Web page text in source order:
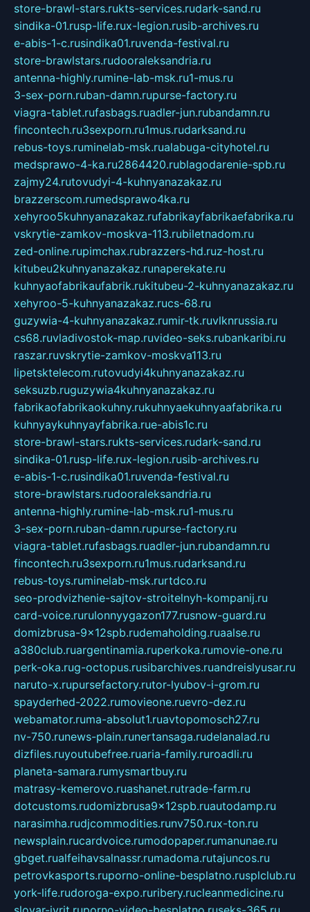
store-brawl-stars.rukts-services.rudark-sand.ru
sindika-01.rusp-life.rux-legion.rusib-archives.ru
e-abis-1-c.rusindika01.ruvenda-festival.ru
store-brawlstars.rudooraleksandria.ru
antenna-highly.rumine-lab-msk.ru1-mus.ru
3-sex-porn.ruban-damn.rupurse-factory.ru
viagra-tablet.rufasbags.ruadler-jun.rubandamn.ru
fincontech.ru3sexporn.ru1mus.rudarksand.ru
rebus-toys.ruminelab-msk.rualabuga-cityhotel.ru
medsprawo-4-ka.ru2864420.rublagodarenie-spb.ru
zajmy24.rutovudyi-4-kuhnyanazakaz.ru
brazzerscom.rumedsprawo4ka.ru
xehyroo5kuhnyanazakaz.rufabrikayfabrikaefabrika.ru
vskrytie-zamkov-moskva-113.rubiletnadom.ru
zed-online.rupimchax.rubrazzers-hd.ruz-host.ru
kitubeu2kuhnyanazakaz.runaperekate.ru
kuhnyaofabrikaufabrik.rukitubeu-2-kuhnyanazakaz.ru
xehyroo-5-kuhnyanazakaz.rucs-68.ru
guzywia-4-kuhnyanazakaz.rumir-tk.ruvlknrussia.ru
cs68.ruvladivostok-map.ruvideo-seks.rubankaribi.ru
raszar.ruvskrytie-zamkov-moskva113.ru
lipetsktelecom.rutovudyi4kuhnyanazakaz.ru
seksuzb.ruguzywia4kuhnyanazakaz.ru
fabrikaofabrikaokuhny.rukuhnyaekuhnyaafabrika.ru
kuhnyaykuhnyayfabrika.rue-abis1c.ru
store-brawl-stars.rukts-services.rudark-sand.ru
sindika-01.rusp-life.rux-legion.rusib-archives.ru
e-abis-1-c.rusindika01.ruvenda-festival.ru
store-brawlstars.rudooraleksandria.ru
antenna-highly.rumine-lab-msk.ru1-mus.ru
3-sex-porn.ruban-damn.rupurse-factory.ru
viagra-tablet.rufasbags.ruadler-jun.rubandamn.ru
fincontech.ru3sexporn.ru1mus.rudarksand.ru
rebus-toys.ruminelab-msk.rurtdco.ru
seo-prodvizhenie-sajtov-stroitelnyh-kompanij.ru
card-voice.rurulonnyygazon177.rusnow-guard.ru
domizbrusa-9x12spb.rudemaholding.ruaalse.ru
a380club.ruargentinamia.ruperkoka.rumovie-one.ru
perk-oka.rug-octopus.rusibarchives.ruandreislyusar.ru
naruto-x.rupursefactory.rutor-lyubov-i-grom.ru
spayderhed-2022.rumovieone.ruevro-dez.ru
webamator.ruma-absolut1.ruavtopomosch27.ru
nv-750.runews-plain.runertansaga.rudelanalad.ru
dizfiles.ruyoutubefree.ruaria-family.ruroadli.ru
planeta-samara.rumysmartbuy.ru
matrasy-kemerovo.ruashanet.rutrade-farm.ru
dotcustoms.rudomizbrusa9x12spb.ruautodamp.ru
narasimha.rudjcommodities.runv750.rux-ton.ru
newsplain.rucardvoice.rumodopaper.rumanunae.ru
gbget.rualfeihavsalnassr.rumadoma.rutajuncos.ru
petrovkasports.ruporno-online-besplatno.rusplclub.ru
york-life.rudoroga-expo.ruribery.rucleanmedicine.ru